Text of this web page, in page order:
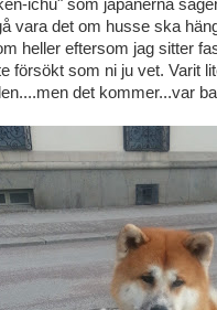
ichu" som japanerna
vara det om husse ska
heller eftersom jag sitter
försökt som ni ju vet. Varit
det kommer...var